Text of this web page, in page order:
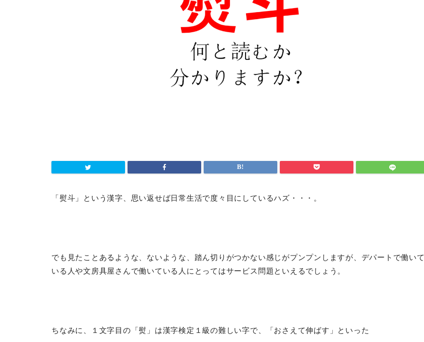
「熨斗」という漢字、思い返せば日常生活で度々目にしているハズ・・・。
でも見たことあるような、ないような、踏ん切りがつかない感じがプンプンしますが、デパートで働いて
いる人や文房具屋さんで働いている人にとってはサービス問題といえるでしょう。
ちなみに、１文字目の「熨」は漢字検定１級の難しい字で、「おさえて伸ばす」といった